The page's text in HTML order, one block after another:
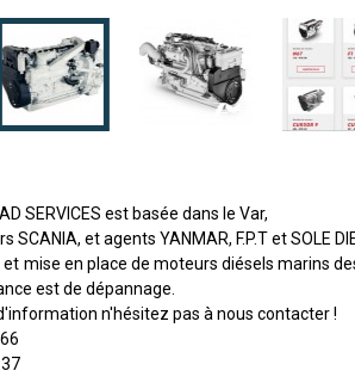
SERVICES est basée dans le Var,
et agents YANMAR, F.P.T et SOLE
mise en place de moteurs diésels marins
est de dépannage.
n'hésitez pas à nous contacter !